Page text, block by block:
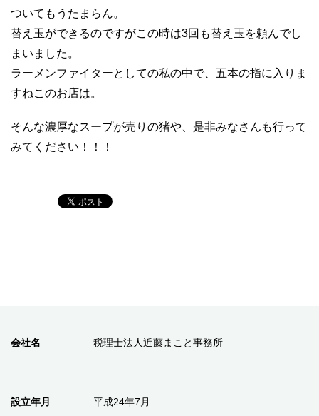
ついてもうたまらん。
替え玉ができるのですがこの時は3回も替え玉を頼んでし
まいました。
ラーメンファイターとしての私の中で、五本の指に入りま
すねこのお店は。
そんな濃厚なスープが売りの猪や、是非みなさんも行って
みてください！！！
会社名 税理士法人近藤まこと事務所
設立年月 平成24年7月